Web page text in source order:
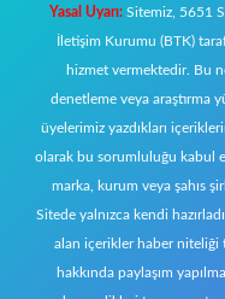
Yasal Uyarı: Sitemiz, 5651
İletişim Kurumu (BTK)
hizmet vermektedir. Bu
denetleme veya araştırma
üyelerimiz yazdıkları
olarak bu sorumluluğu kabul
marka, kurum veya şahıs
Sitede yalnızca kendi
alan içerikler haber niteliği
hakkında paylaşım